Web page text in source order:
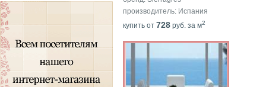
производитель: Испания
купить от 728 руб. за м2